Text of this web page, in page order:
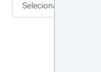
Selecionar